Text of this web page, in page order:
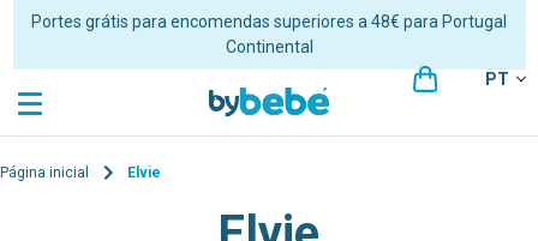
Portes grátis para encomendas superiores a 48€ para Portugal
Continental
PT
Página inicial Elvie